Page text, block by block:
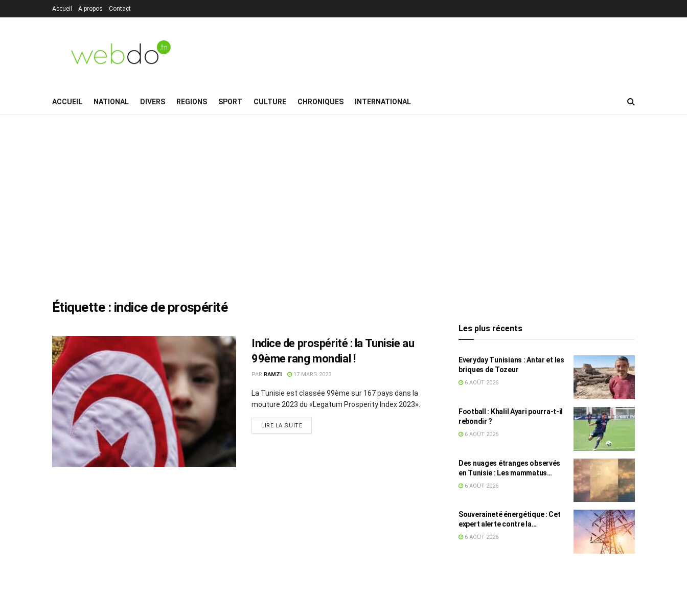
Accueil À propos Contact
ACCUEIL NATIONAL DIVERS REGIONS SPORT CULTURE CHRONIQUES INTERNATIONAL
Étiquette : indice de prospérité
Indice de prospérité : la Tunisie au
99ème rang mondial !
PAR RAMZI 17 MARS 2023
La Tunisie est classée 99ème sur 167 pays dans la
mouture 2023 du «Legatum Prosperity Index 2023».
LIRE LA SUITE
Les plus récents
Everyday Tunisians : Antar et les
briques de Tozeur
6 AOÛT 2026
Football : Khalil Ayari pourra-t-il
rebondir ?
6 AOÛT 2026
Des nuages étranges observés
en Tunisie : Les mammatus
expliqués par un spécialiste
6 AOÛT 2026
Souveraineté énergétique : Cet
expert alerte contre la
dépendance de la Tunisie à
6 AOÛT 2026